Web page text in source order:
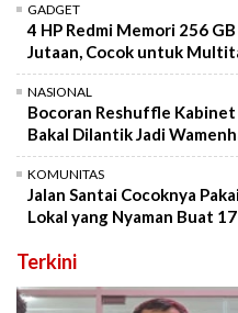
GADGET
4 HP Redmi Memori 256
Jutaan, Cocok untuk
NASIONAL
Bocoran Reshuffle
Bakal Dilantik Jadi
KOMUNITAS
Jalan Santai Cocoknya
Lokal yang Nyaman Buat
Terkini